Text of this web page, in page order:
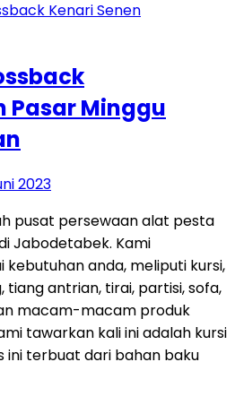
Pasar Minggu
2023
pusat persewaan alat pesta
Jabodetabek. Kami
anda, meliputi kursi,
tiang antrian, tirai, partisi, sofa,
macam-macam produk
tawarkan kali ini adalah kursi
ini terbuat dari bahan baku